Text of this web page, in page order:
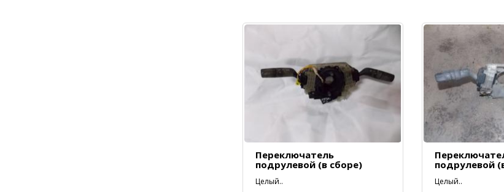
Переключатель
подрулевой (в сборе)
Целый..
подрулевой
Целый..